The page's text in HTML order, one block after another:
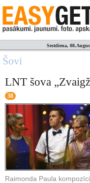
Sestdiena,
Šovi
LNT šova
38
Raimonda Paula